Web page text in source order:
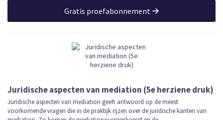
Gratis proefabonnement
Juridische aspecten van mediation (5e herziene druk)
Juridische aspecten van mediation geeft antwoord op de meest
voorkomende vragen die in de praktijk rijzen over de juridische kanten van